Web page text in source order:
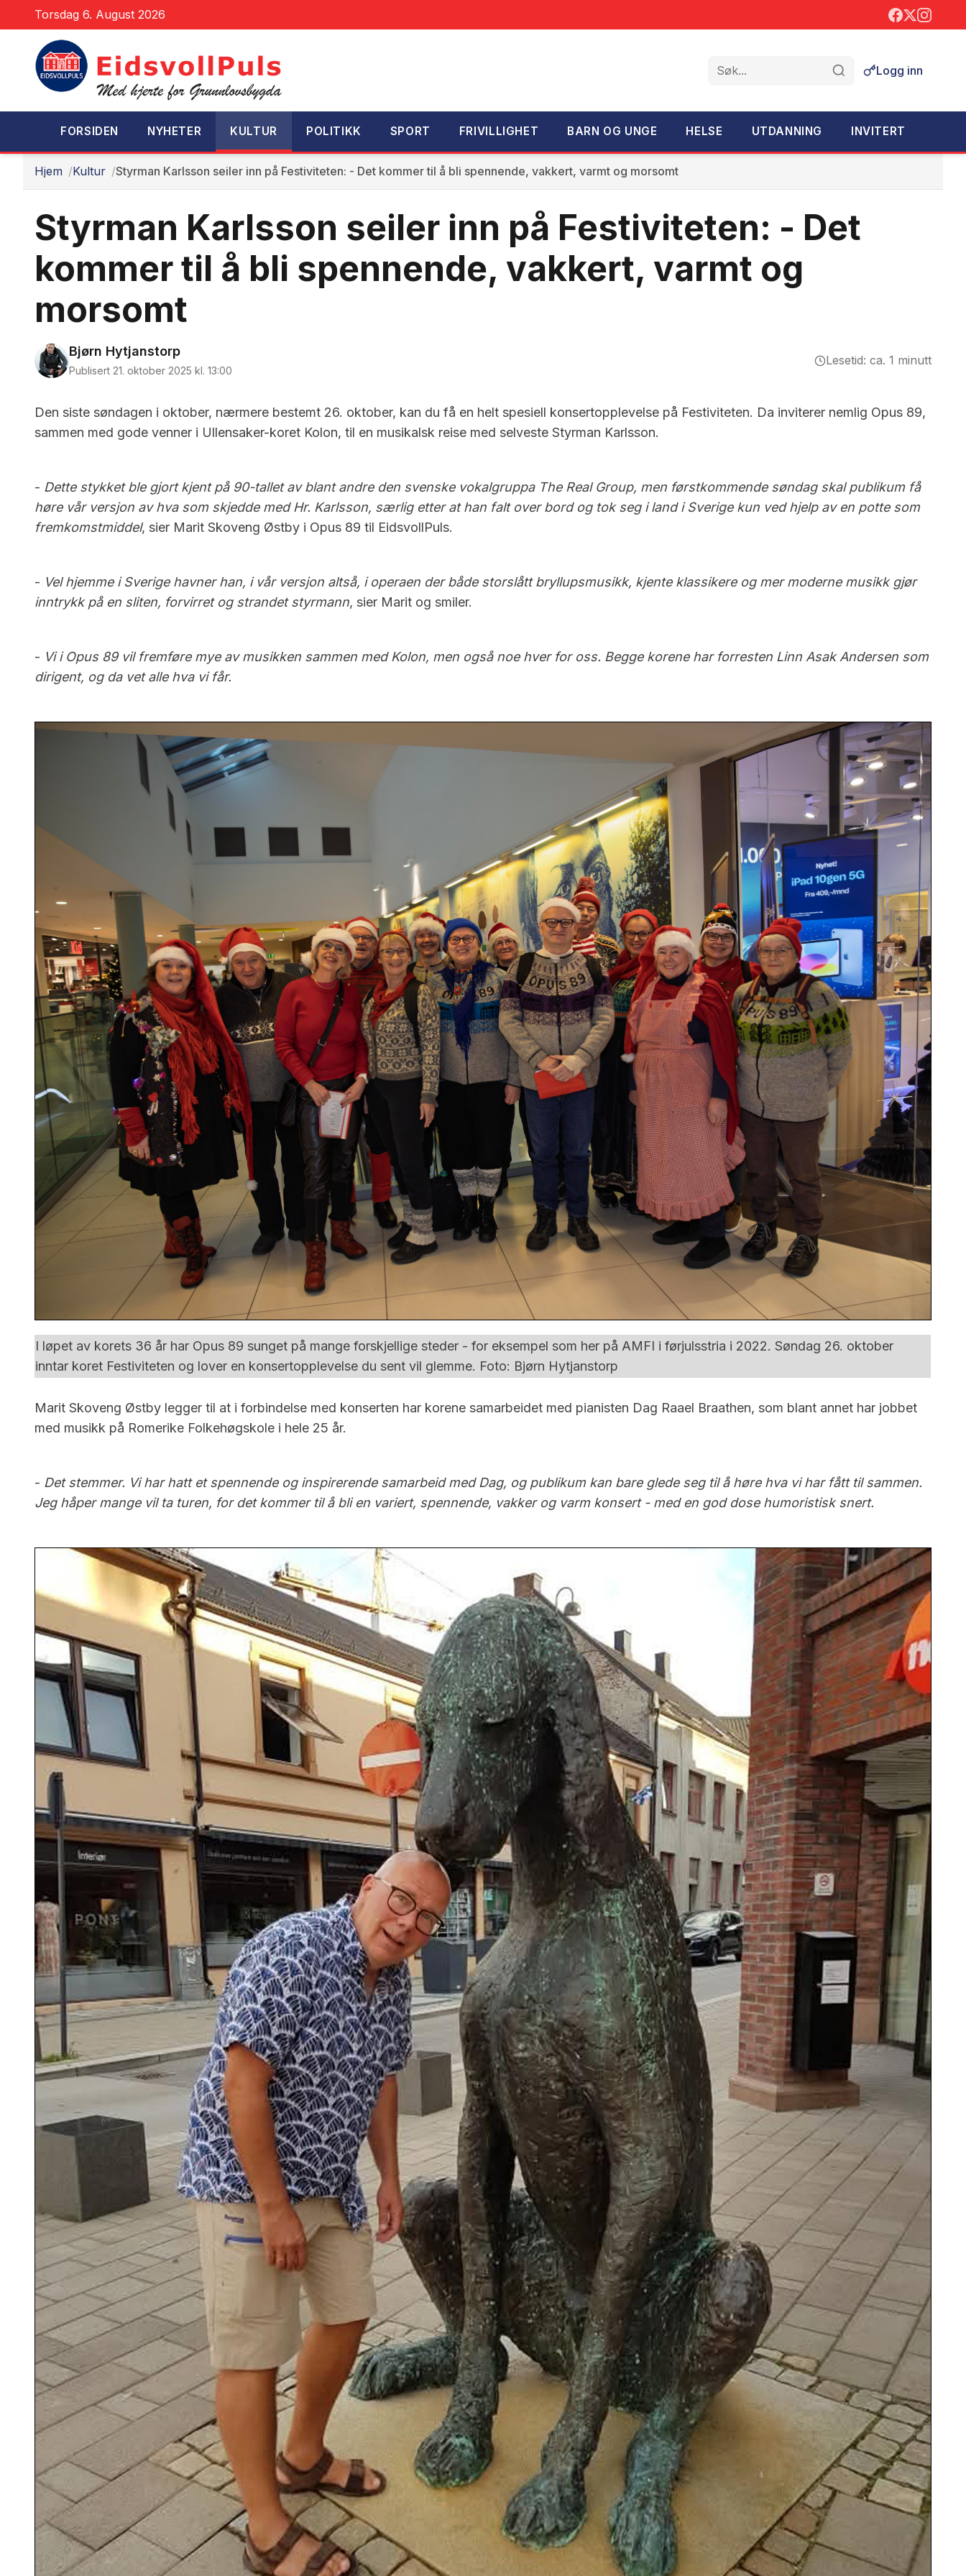
Torsdag 6. August 2026
Søk
Logg inn
FORSIDEN NYHETER KULTUR POLITIKK SPORT FRIVILLIGHET BARN OG UNGE HELSE UTDANNING INVITERT
Hjem Kultur Styrman Karlsson seiler inn på Festiviteten: - Det kommer til å bli spennende, vakkert, varmt og morsomt
Styrman Karlsson seiler inn på Festiviteten: - Det
kommer til å bli spennende, vakkert, varmt og
morsomt
Bjørn Hytjanstorp
Publisert 21. oktober 2025 kl. 13:00
Lesetid: ca. 1 minutt
Den siste søndagen i oktober, nærmere bestemt 26. oktober, kan du få en helt spesiell konsertopplevelse på Festiviteten. Da inviterer nemlig Opus 89,
sammen med gode venner i Ullensaker-koret Kolon, til en musikalsk reise med selveste Styrman Karlsson.
- Dette stykket ble gjort kjent på 90-tallet av blant andre den svenske vokalgruppa The Real Group, men førstkommende søndag skal publikum få
høre vår versjon av hva som skjedde med Hr. Karlsson, særlig etter at han falt over bord og tok seg i land i Sverige kun ved hjelp av en potte som
fremkomstmiddel, sier Marit Skoveng Østby i Opus 89 til EidsvollPuls.
- Vel hjemme i Sverige havner han, i vår versjon altså, i operaen der både storslått bryllupsmusikk, kjente klassikere og mer moderne musikk gjør
inntrykk på en sliten, forvirret og strandet styrmann, sier Marit og smiler.
- Vi i Opus 89 vil fremføre mye av musikken sammen med Kolon, men også noe hver for oss. Begge korene har forresten Linn Asak Andersen som
dirigent, og da vet alle hva vi får.
I løpet av korets 36 år har Opus 89 sunget på mange forskjellige steder - for eksempel som her på AMFI i førjulsstria i 2022. Søndag 26. oktober
inntar koret Festiviteten og lover en konsertopplevelse du sent vil glemme. Foto: Bjørn Hytjanstorp
Marit Skoveng Østby legger til at i forbindelse med konserten har korene samarbeidet med pianisten Dag Raael Braathen, som blant annet har jobbet
med musikk på Romerike Folkehøgskole i hele 25 år.
- Det stemmer. Vi har hatt et spennende og inspirerende samarbeid med Dag, og publikum kan bare glede seg til å høre hva vi har fått til sammen.
Jeg håper mange vil ta turen, for det kommer til å bli en variert, spennende, vakker og varm konsert - med en god dose humoristisk snert.